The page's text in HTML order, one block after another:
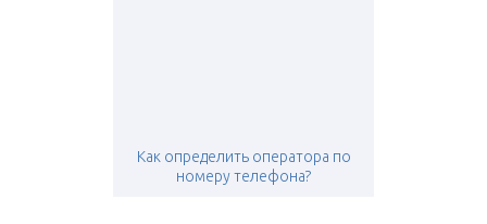
Как определить оператора по
номеру телефона?